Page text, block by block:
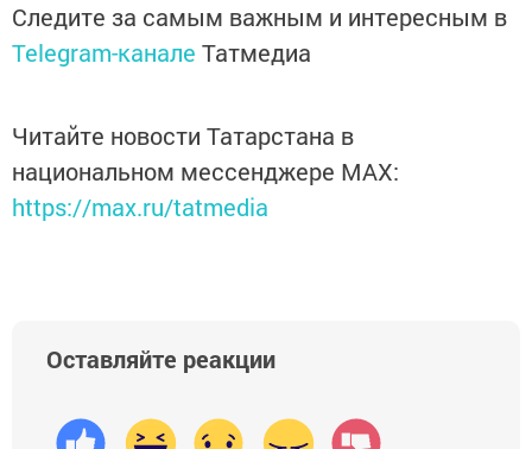
Следите за самым важным и интересным в
Telegram-канале Татмедиа
Читайте новости Татарстана в
национальном мессенджере MАХ:
https://max.ru/tatmedia
Оставляйте реакции